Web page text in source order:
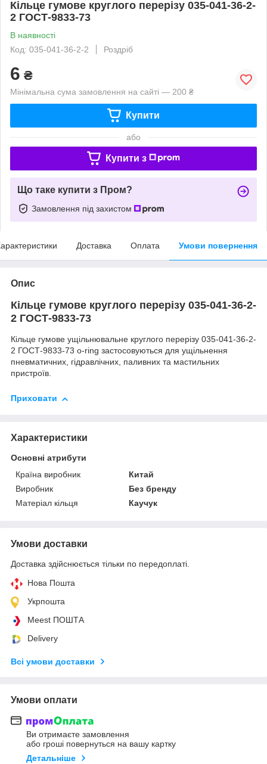
Кільце гумове круглого перерізу 035-041-36-2-
2 ГОСТ-9833-73
В наявності
Код: 035-041-36-2-2
Роздріб
6 ₴
Мінімальна сума замовлення на сайті — 200 ₴
Купити
або
Купити з
Що таке купити з Пром?
Замовлення під захистом
Доставка Оплата Умови повернення
Опис
Кільце гумове круглого перерізу 035-041-36-2-
2 ГОСТ-9833-73
Кільце гумове ущільнювальне круглого перерізу 035-041-36-2-
2 ГОСТ-9833-73 o-ring застосовуються для ущільнення
пневматичних, гідравлічних, паливних та мастильних
пристроїв.
Приховати
Характеристики
Основні атрибути
Країна виробник
Китай
Виробник
Без бренду
Матеріал кільця
Каучук
Умови доставки
Доставка здійснюється тільки по передоплаті.
Нова Пошта
Укрпошта
Meest ПОШТА
Delivery
Всі умови доставки
Умови оплати
Ви отримаєте замовлення
або гроші повернуться на вашу картку
Детальніше